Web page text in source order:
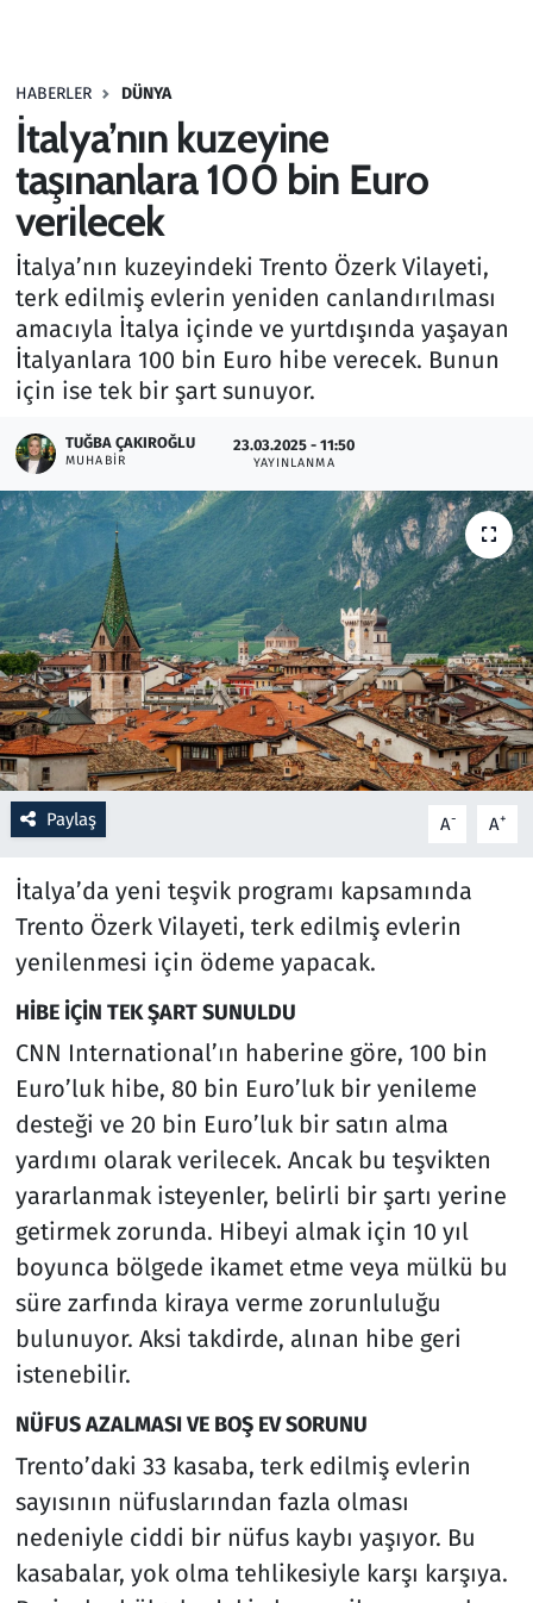
HABERLER DÜNYA
İtalya’nın kuzeyine
taşınanlara 100 bin Euro
verilecek
İtalya’nın kuzeyindeki Trento Özerk Vilayeti,
terk edilmiş evlerin yeniden canlandırılması
amacıyla İtalya içinde ve yurtdışında yaşayan
İtalyanlara 100 bin Euro hibe verecek. Bunun
için ise tek bir şart sunuyor.
TUĞBA ÇAKIROĞLU
MUHABIR
23.03.2025 - 11:50
YAYINLANMA
Paylaş A- A+
İtalya’da yeni teşvik programı kapsamında
Trento Özerk Vilayeti, terk edilmiş evlerin
yenilenmesi için ödeme yapacak.
HİBE İÇİN TEK ŞART SUNULDU
CNN International’ın haberine göre, 100 bin
Euro’luk hibe, 80 bin Euro’luk bir yenileme
desteği ve 20 bin Euro’luk bir satın alma
yardımı olarak verilecek. Ancak bu teşvikten
yararlanmak isteyenler, belirli bir şartı yerine
getirmek zorunda. Hibeyi almak için 10 yıl
boyunca bölgede ikamet etme veya mülkü bu
süre zarfında kiraya verme zorunluluğu
bulunuyor. Aksi takdirde, alınan hibe geri
istenebilir.
NÜFUS AZALMASI VE BOŞ EV SORUNU
Trento’daki 33 kasaba, terk edilmiş evlerin
sayısının nüfuslarından fazla olması
nedeniyle ciddi bir nüfus kaybı yaşıyor. Bu
kasabalar, yok olma tehlikesiyle karşı karşıya.
Haber
Kültür Sanat
Kurumsal Haberler
Lezzet Durağı
Memur ve Kamu
Otomobil
Oyun
Ramazan
Resmi İlanlar
Rüya Tabirleri
Sağlık
Savunma Sanayi
Seçim 2023
Spor
Teknoloji ve Bilim
Televizyon